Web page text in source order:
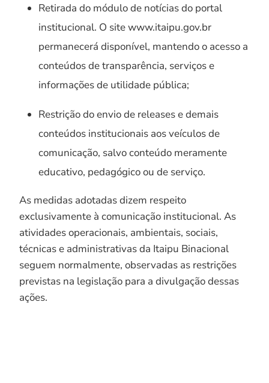
Retirada do módulo de notícias do portal
institucional. O site www.itaipu.gov.br
permanecerá disponível, mantendo o acesso a
conteúdos de transparência, serviços e
informações de utilidade pública;
Restrição do envio de releases e demais
conteúdos institucionais aos veículos de
comunicação, salvo conteúdo meramente
educativo, pedagógico ou de serviço.
As medidas adotadas dizem respeito
exclusivamente à comunicação institucional. As
atividades operacionais, ambientais, sociais,
técnicas e administrativas da Itaipu Binacional
seguem normalmente, observadas as restrições
previstas na legislação para a divulgação dessas
ações.